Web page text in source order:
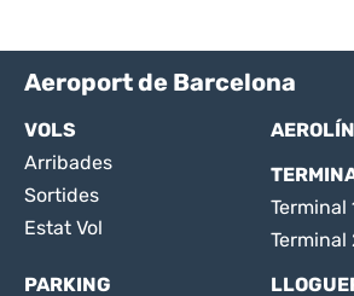
Aeroport de Barcelona
VOLS
Arribades
Sortides
Estat Vol
Terminal
Terminal
PARKING